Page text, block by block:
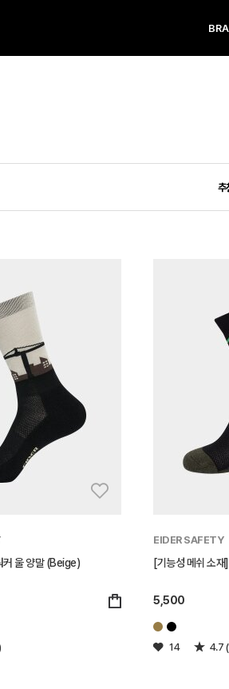
추
커 울 양말 (Beige)
EIDER SAFETY
[기능성 메쉬 소
5,500
14 4.7